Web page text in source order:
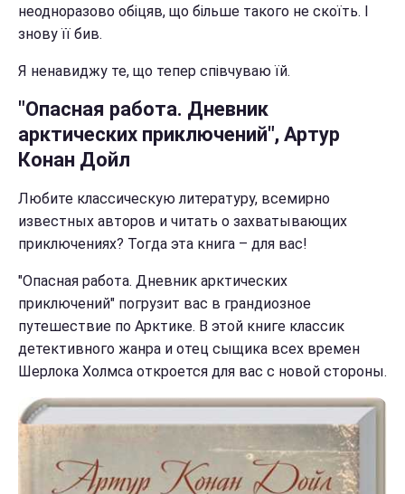
неодноразово обіцяв, що більше такого не ско­їть. І
знову її бив.
Я ненавиджу те, що тепер співчуваю їй.
"Опасная работа. Дневник
арктических приключений", Артур
Конан Дойл
Любите классическую литературу, всемирно
известных авторов и читать о захватывающих
приключениях? Тогда эта книга – для вас!
"Опасная работа. Дневник арктических
приключений" погрузит вас в грандиозное
путешествие по Арктике. В этой книге классик
детективного жанра и отец сыщика всех времен
Шерлока Холмса откроется для вас с новой стороны.